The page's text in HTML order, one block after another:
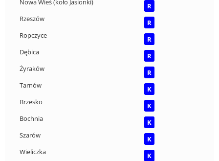
Nowa Wieś (koło Jasionki)
R
Rzeszów
R
Ropczyce
R
Dębica
R
Żyraków
R
Tarnów
K
Brzesko
K
Bochnia
K
Szarów
K
Wieliczka
K